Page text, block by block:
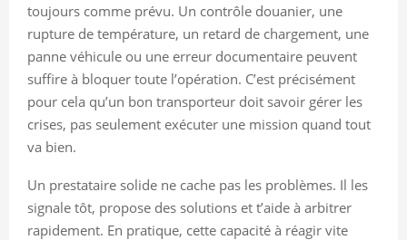
toujours comme prévu. Un contrôle douanier, une
rupture de température, un retard de chargement, une
panne véhicule ou une erreur documentaire peuvent
suffire à bloquer toute l’opération. C’est précisément
pour cela qu’un bon transporteur doit savoir gérer les
crises, pas seulement exécuter une mission quand tout
va bien.
Un prestataire solide ne cache pas les problèmes. Il les
signale tôt, propose des solutions et t’aide à arbitrer
rapidement. En pratique, cette capacité à réagir vite